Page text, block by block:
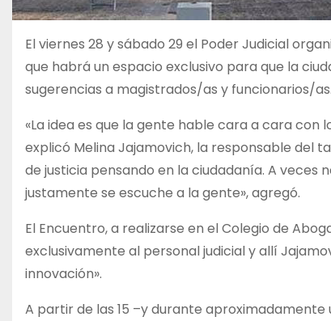
El viernes 28 y sábado 29 el Poder Judicial
que habrá un espacio exclusivo para que la
sugerencias a magistrados/as y funcionarios/as.
«La idea es que la gente hable cara a cara con
explicó Melina Jajamovich, la responsable del
de justicia pensando en la ciudadanía. A veces
justamente se escuche a la gente», agregó.
El Encuentro, a realizarse en el Colegio de
exclusivamente al personal judicial y allí
innovación».
A partir de las 15 –y durante